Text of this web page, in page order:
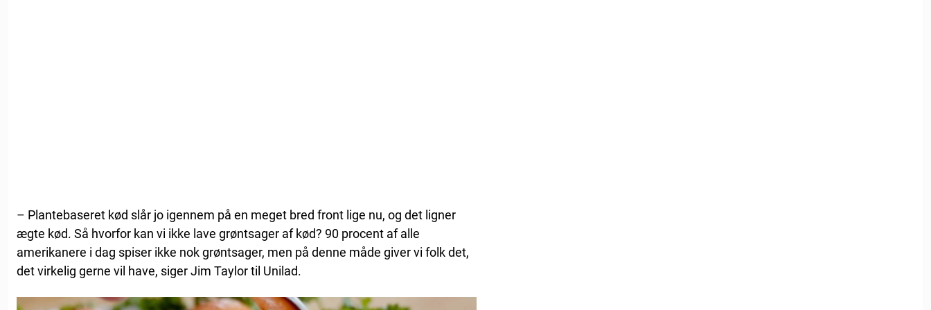
– Plantebaseret kød slår jo igennem på en meget bred front lige nu, og det ligner
ægte kød. Så hvorfor kan vi ikke lave grøntsager af kød? 90 procent af alle
amerikanere i dag spiser ikke nok grøntsager, men på denne måde giver vi folk det,
det virkelig gerne vil have, siger Jim Taylor til Unilad.